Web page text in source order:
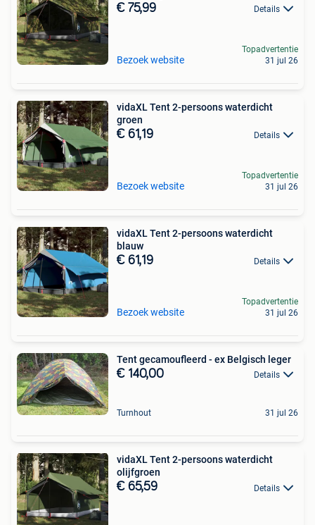
€ 75,99 Details
Bezoek website
Topadvertentie
31 jul 26
vidaXL Tent 2-persoons waterdicht
groen
€ 61,19 Details
Bezoek website
Topadvertentie
31 jul 26
vidaXL Tent 2-persoons waterdicht
blauw
€ 61,19 Details
Bezoek website
Topadvertentie
31 jul 26
Tent gecamoufleerd - ex Belgisch leger
€ 140,00 Details
Turnhout 31 jul 26
vidaXL Tent 2-persoons waterdicht
olijfgroen
€ 65,59 Details